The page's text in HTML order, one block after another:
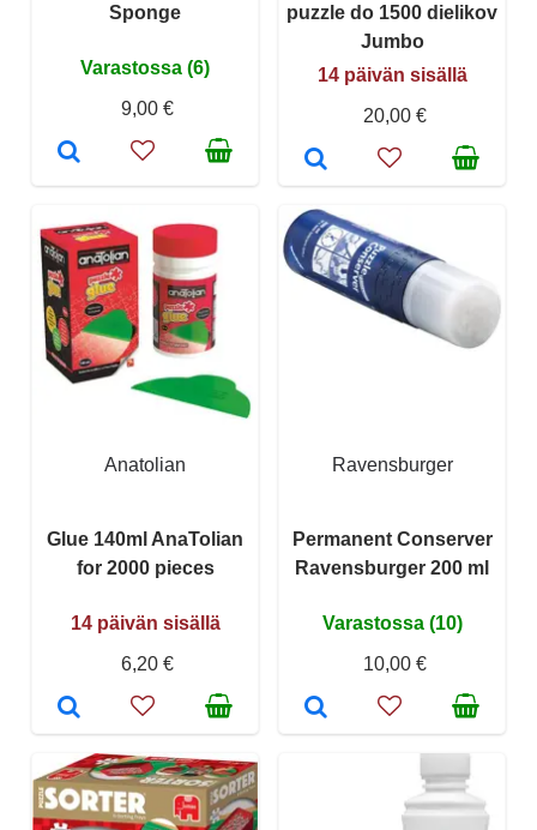
Sponge
Varastossa (6)
9,00 €
puzzle do 1500 dielikov
Jumbo
14 päivän sisällä
20,00 €
Anatolian
Glue 140ml AnaTolian
for 2000 pieces
14 päivän sisällä
6,20 €
Ravensburger
Permanent Conserver
Ravensburger 200 ml
Varastossa (10)
10,00 €